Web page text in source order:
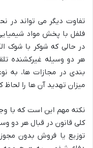
تفاوت دیگر می تواند در
فلفل با پخش مواد
در حالی که شوکر با شوک
هر دو وسیله غیرکشنده
بندی در مجازات ها، به
میزان تهدید آن ها را
نکته مهم این است که با
کلی قانون در قبال هر دو
توزیع یا فروش بدون